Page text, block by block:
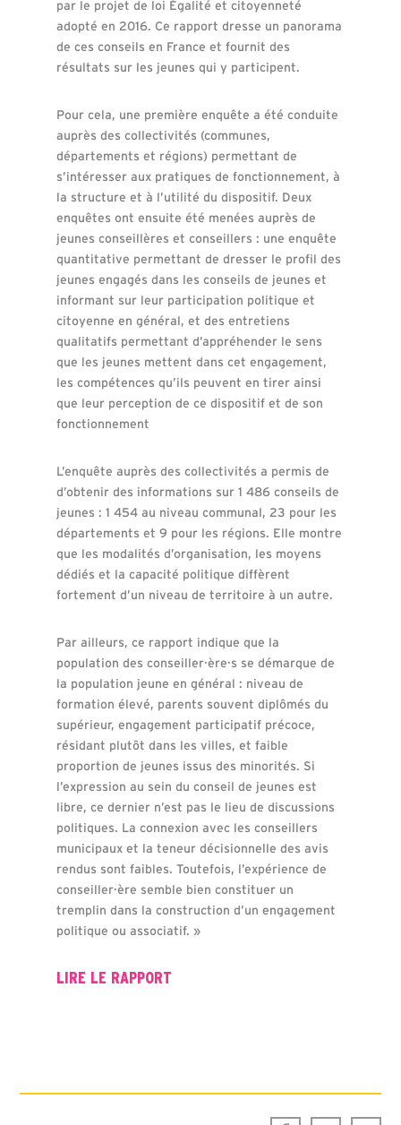
par le projet de loi Égalité et citoyenneté
adopté en 2016. Ce rapport dresse un panorama
de ces conseils en France et fournit des
résultats sur les jeunes qui y participent.
Pour cela, une première enquête a été conduite
auprès des collectivités (communes,
départements et régions) permettant de
s’intéresser aux pratiques de fonctionnement, à
la structure et à l’utilité du dispositif. Deux
enquêtes ont ensuite été menées auprès de
jeunes conseillères et conseillers : une enquête
quantitative permettant de dresser le profil des
jeunes engagés dans les conseils de jeunes et
informant sur leur participation politique et
citoyenne en général, et des entretiens
qualitatifs permettant d’appréhender le sens
que les jeunes mettent dans cet engagement,
les compétences qu’ils peuvent en tirer ainsi
que leur perception de ce dispositif et de son
fonctionnement
L’enquête auprès des collectivités a permis de
d’obtenir des informations sur 1 486 conseils de
jeunes : 1 454 au niveau communal, 23 pour les
départements et 9 pour les régions. Elle montre
que les modalités d’organisation, les moyens
dédiés et la capacité politique diffèrent
fortement d’un niveau de territoire à un autre.
Par ailleurs, ce rapport indique que la
population des conseiller·ère·s se démarque de
la population jeune en général : niveau de
formation élevé, parents souvent diplômés du
supérieur, engagement participatif précoce,
résidant plutôt dans les villes, et faible
proportion de jeunes issus des minorités. Si
l’expression au sein du conseil de jeunes est
libre, ce dernier n’est pas le lieu de discussions
politiques. La connexion avec les conseillers
municipaux et la teneur décisionnelle des avis
rendus sont faibles. Toutefois, l’expérience de
conseiller·ère semble bien constituer un
tremplin dans la construction d’un engagement
politique ou associatif. »
LIRE LE RAPPORT